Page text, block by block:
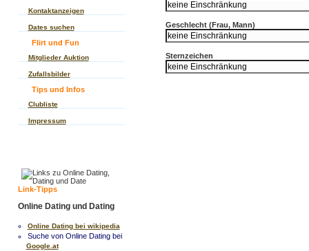
Kontaktanzeigen
Dates suchen
Flirt und Fun
Mitglieder Auktion
Zufallsbilder
Tips und Infos
Clubliste
Impressum
Link-Tipps
Online Dating und Dating
Online Dating bei wikipedia
Suche von Online Dating bei
Google.at
Geschlecht (Frau, Mann)
Sternzeichen